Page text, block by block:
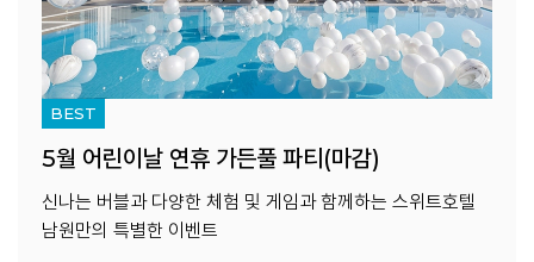
BEST
5월 어린이날 연휴 가든풀 파티(마감)
신나는 버블과 다양한 체험 및 게임과 함께하는 스위트호텔
남원만의 특별한 이벤트